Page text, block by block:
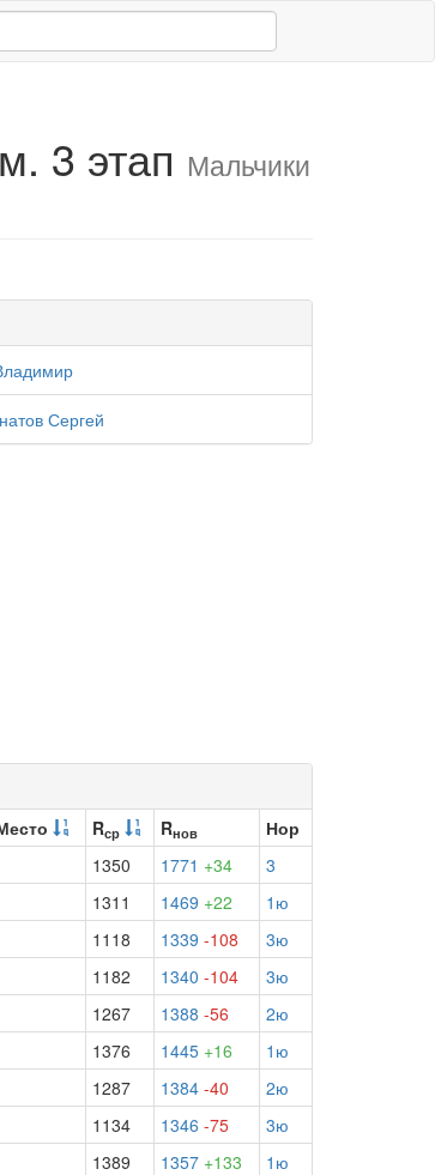
3 этап Мальчики
Сергей
Rср Rнов
Нор
1350 1771 +34
3
1311 1469 +22
1ю
1118 1339 -108
3ю
1182 1340 -104
3ю
1267 1388 -56
2ю
1376 1445 +16
1ю
1287 1384 -40
2ю
1134 1346 -75
3ю
1389 1357 +133
1ю